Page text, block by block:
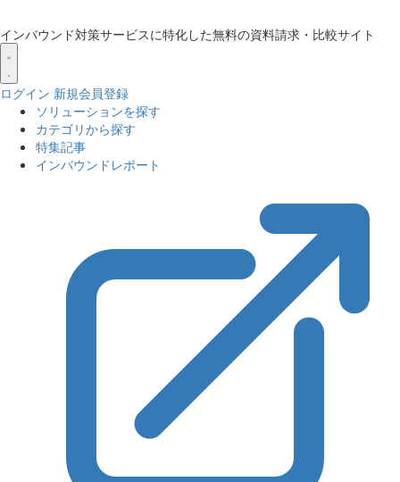
インバウンド対策サービスに特化した無料の資料請求・比較サイト
ログイン 新規会員登録
ソリューションを探す
カテゴリから探す
特集記事
インバウンドレポート